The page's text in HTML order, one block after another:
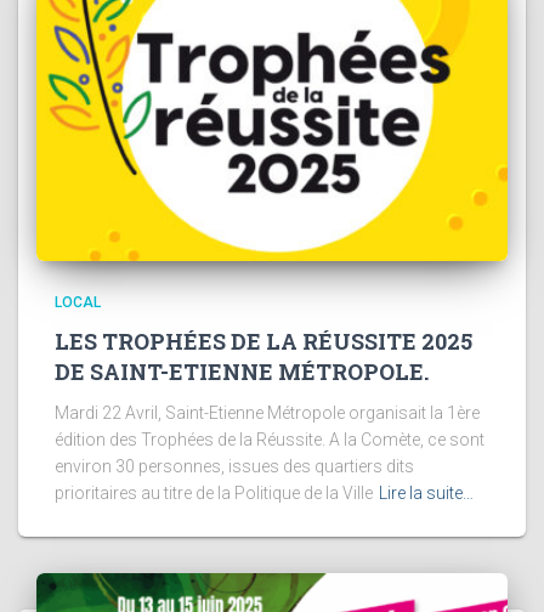
LOCAL
LES TROPHÉES DE LA RÉUSSITE 2025
DE SAINT-ETIENNE MÉTROPOLE.
Mardi 22 Avril, Saint-Etienne Métropole organisait la 1ère
édition des Trophées de la Réussite. A la Comète, ce sont
environ 30 personnes, issues des quartiers dits
prioritaires au titre de la Politique de la Ville Lire la suite…